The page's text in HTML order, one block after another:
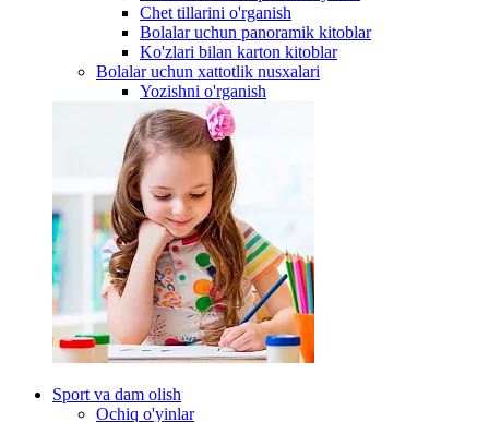
Chet tillarini o'rganish
Bolalar uchun panoramik kitoblar
Ko'zlari bilan karton kitoblar
Bolalar uchun xattotlik nusxalari
Yozishni o'rganish
Sport va dam olish
Ochiq o'yinlar